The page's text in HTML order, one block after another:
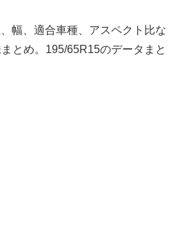
幅、適合車種、アスペクト比な
とめ。195/65R15のデータまと